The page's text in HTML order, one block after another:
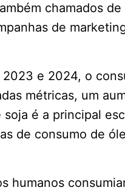
chamados de
de
2023 e 2024, o
métricas, um
é a principal
de consumo de
humanos